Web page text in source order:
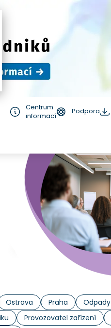
Centrum
informací
Podpora
Ostrava Praha Odpady
Provozovatel zařízení